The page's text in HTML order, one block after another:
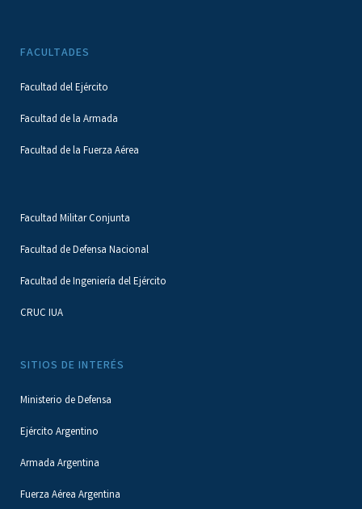
FACULTADES
Facultad del Ejército
Facultad de la Armada
Facultad de la Fuerza Aérea
Facultad Militar Conjunta
Facultad de Defensa Nacional
Facultad de Ingeniería del Ejército
CRUC IUA
SITIOS DE INTERÉS
Ministerio de Defensa
Ejército Argentino
Armada Argentina
Fuerza Aérea Argentina